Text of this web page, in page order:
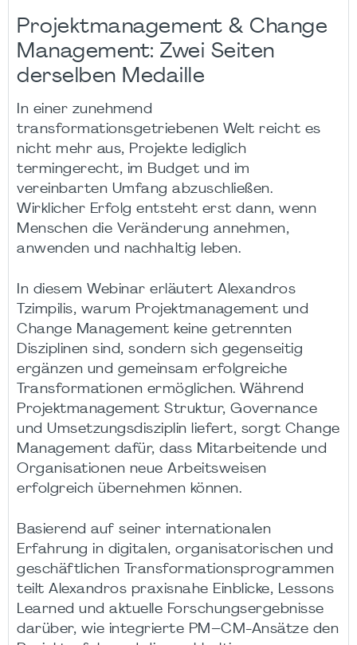
Projektmanagement & Change
Management: Zwei Seiten
derselben Medaille
In einer zunehmend
transformationsgetriebenen Welt reicht es
nicht mehr aus, Projekte lediglich
termingerecht, im Budget und im
vereinbarten Umfang abzuschließen.
Wirklicher Erfolg entsteht erst dann, wenn
Menschen die Veränderung annehmen,
anwenden und nachhaltig leben.
In diesem Webinar erläutert Alexandros
Tzimpilis, warum Projektmanagement und
Change Management keine getrennten
Disziplinen sind, sondern sich gegenseitig
ergänzen und gemeinsam erfolgreiche
Transformationen ermöglichen. Während
Projektmanagement Struktur, Governance
und Umsetzungsdisziplin liefert, sorgt Change
Management dafür, dass Mitarbeitende und
Organisationen neue Arbeitsweisen
erfolgreich übernehmen können.
Basierend auf seiner internationalen
Erfahrung in digitalen, organisatorischen und
geschäftlichen Transformationsprogrammen
teilt Alexandros praxisnahe Einblicke, Lessons
Learned und aktuelle Forschungsergebnisse
darüber, wie integrierte PM–CM-Ansätze den